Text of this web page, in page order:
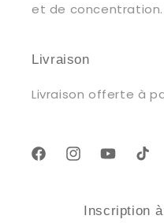
et de concentration.
Livraison
Livraison offerte à
FacebookInstagramYouTubeTikTok
Inscription